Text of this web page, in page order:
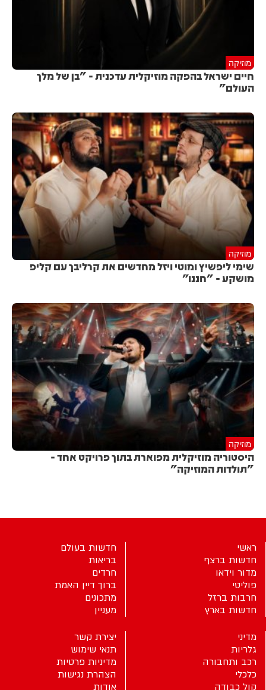
מוזיקה
חיים ישראל בהפקה מוזיקלית עדכנית - "בן של מלך
העולם"
מוזיקה
שימי ליפשיץ ומוטי ויזל מחדשים את קרליבך עם קליפ
מושקע - "חננו"
מוזיקה
היסטוריה מוזיקלית מפוארת בתוך פרויקט אחד -
"תולדות המוזיקה"
ראשי
חדשות ברצף
מדור וידאו
פוליטי
חרבות ברזל
חדשות בארץ
חדשות בעולם
בריאות
חרדים
ברוך דיין האמת
מתכונים
מעניין
מדיני
גלריות
רכב ותחבורה
כלכלי
קול כבודה
יצירת קשר
תנאי שימוש
מדיניות פרטיות
הצהרת נגישות
אודות